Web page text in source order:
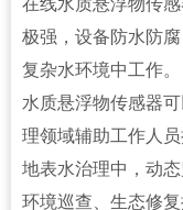
在线水质悬浮物传
极强，设备防水防
复杂水环境中工作。
水质悬浮物传感器
理领域辅助工作人
地表水治理中，动
环境巡查、生态修复